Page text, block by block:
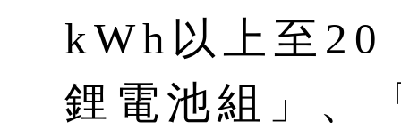
kWh以上至
鋰電池組」、